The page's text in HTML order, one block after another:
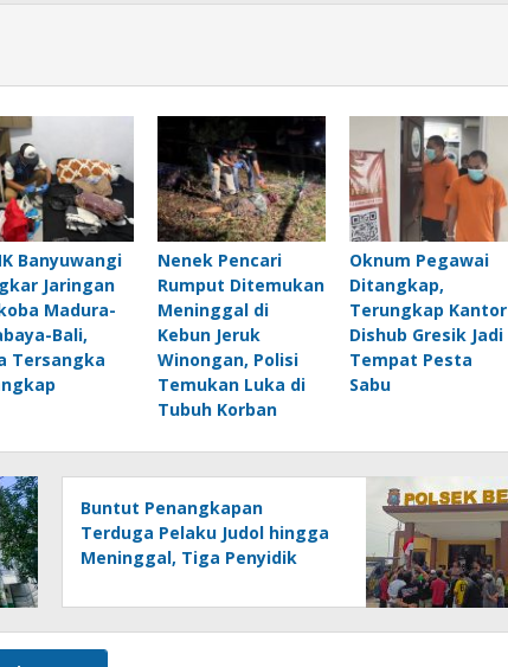
Banyuwangi
Jaringan
Madura-
Bali,
Tersangka
Nenek Pencari
Rumput Ditemukan
Meninggal di
Kebun Jeruk
Winongan, Polisi
Temukan Luka di
Tubuh Korban
Oknum Pegawai
Ditangkap,
Terungkap Kantor
Dishub Gresik Jadi
Tempat Pesta
Sabu
Buntut Penangkapan
Terduga Pelaku Judol hingga
Meninggal, Tiga Penyidik